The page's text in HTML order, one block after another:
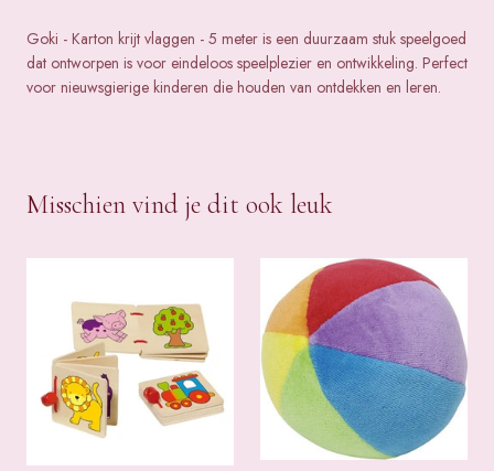
Goki - Karton krijt vlaggen - 5 meter is een duurzaam stuk speelgoed
dat ontworpen is voor eindeloos speelplezier en ontwikkeling. Perfect
voor nieuwsgierige kinderen die houden van ontdekken en leren.
Misschien vind je dit ook leuk